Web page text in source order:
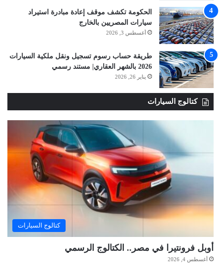
الحكومة تكشف موقف إعادة مبادرة استيراد
سيارات المصريين بالخارج
أغسطس 3, 2026
طريقة حساب رسوم تسجيل ونقل ملكية السيارات
2026 بالشهر العقاري| مستند رسمي
يناير 26, 2026
كتالوج السيارات
كتالوج السيارات
أوبل فرونتيرا في مصر.. الكتالوج الرسمي
أغسطس 4, 2026